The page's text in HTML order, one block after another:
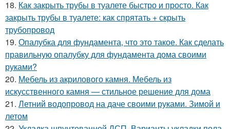
18. Как закрыть трубы в туалете быстро и просто. Как
закрыть трубы в туалете: как спрятать + скрыть
трубопровод
19. Опалубка для фундамента, что это такое. Как сделать
правильную опалубку для фундамента дома своими
руками?
20. Мебель из акрилового камня. Мебель из
искусственного камня — стильное решение для дома
21. Летний водопровод на даче своими руками. Зимой и
летом